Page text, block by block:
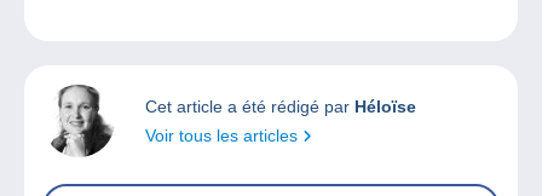
Cet article a été rédigé par Héloïse
Voir tous les articles